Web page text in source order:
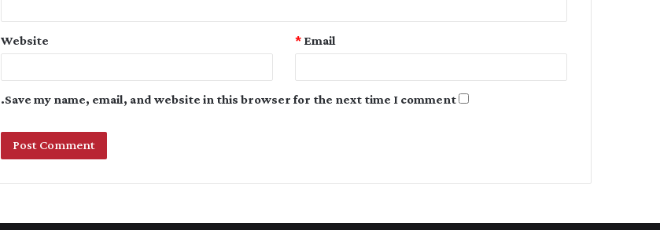
Email
*
Website
Save my name, email, and website in this browser for the next time I comment.